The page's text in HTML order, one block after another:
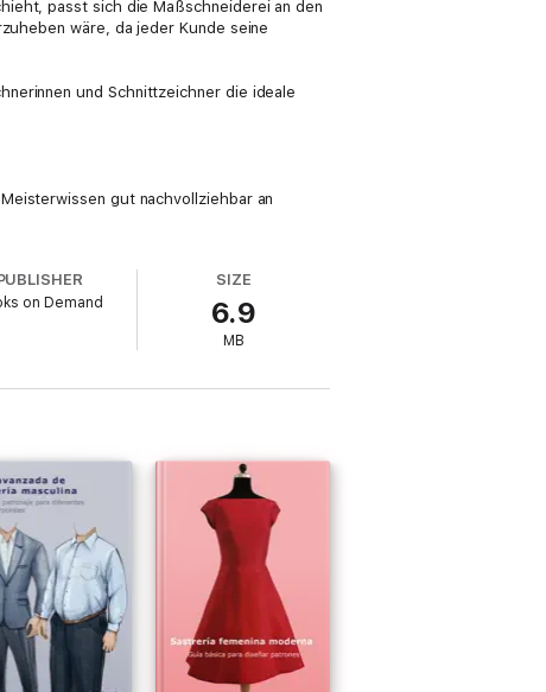
passt sich die Maßschneiderei an den
wäre, da jeder Kunde seine
und Schnittzeichner die ideale
gut nachvollziehbar an
on Demand
SIZE
6.9
MB